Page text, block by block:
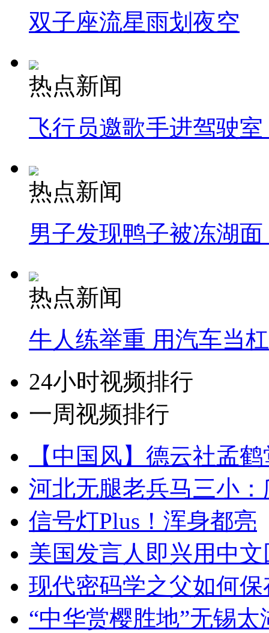
双子座流星雨划夜空
热点新闻
飞行员邀歌手进驾驶
热点新闻
男子发现鸭子被冻湖
热点新闻
牛人练举重 用汽车当
24小时视频排行
一周视频排行
【中国风】德云社孟
河北无腿老兵马三小
信号灯Plus！浑身都亮
美国发言人即兴用中
现代密码学之父如何
“中华赏樱胜地”无锡